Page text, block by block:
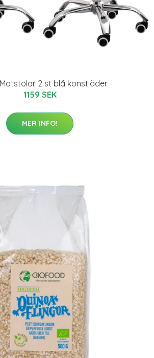
2 st blå konstläder
1159 SEK
MER INFO!